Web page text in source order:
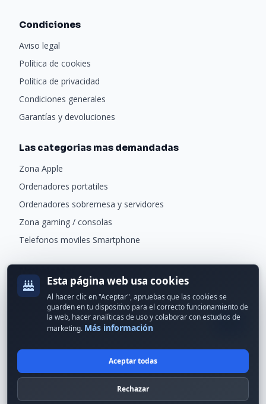
Condiciones
Aviso legal
Política de cookies
Política de privacidad
Condiciones generales
Garantías y devoluciones
Las categorias mas demandadas
Zona Apple
Ordenadores portatiles
Ordenadores sobremesa y servidores
Zona gaming / consolas
Telefonos moviles Smartphone
Recibe ofertas exclusivas y novedades.
© 2024 Erson Tecnología. Todos los derechos reservados.
Política de privacidad
Esta página web usa cookies
Al hacer clic en "Aceptar", apruebas que las cookies se
guarden en tu dispositivo para el correcto funcionamiento de
la web, hacer analíticas de uso y colaborar con estudios de
marketing. Más información
Aceptar todas
Rechazar